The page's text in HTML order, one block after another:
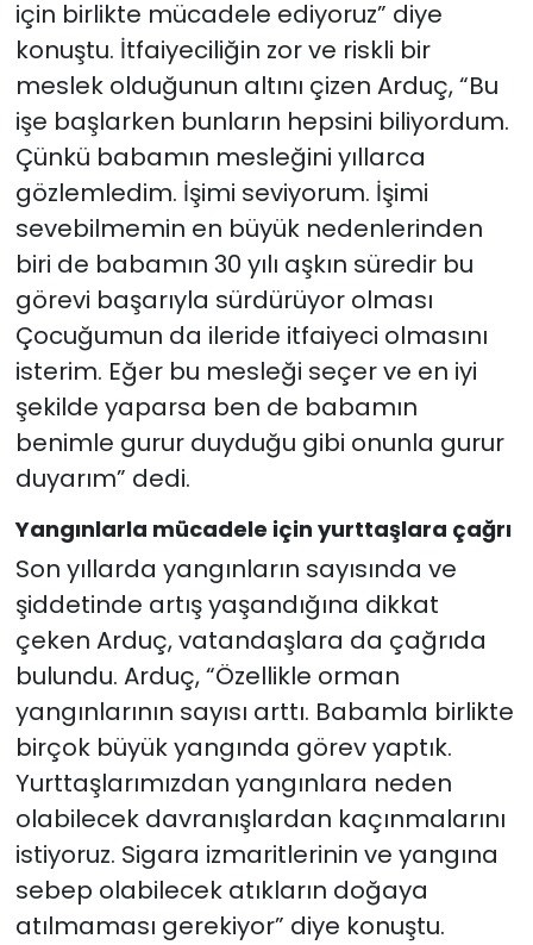
için birlikte mücadele ediyoruz” diye
konuştu. İtfaiyeciliğin zor ve riskli bir
meslek olduğunun altını çizen Arduç, “Bu
işe başlarken bunların hepsini biliyordum.
Çünkü babamın mesleğini yıllarca
gözlemledim. İşimi seviyorum. İşimi
sevebilmemin en büyük nedenlerinden
biri de babamın 30 yılı aşkın süredir bu
görevi başarıyla sürdürüyor olması
Çocuğumun da ileride itfaiyeci olmasını
isterim. Eğer bu mesleği seçer ve en iyi
şekilde yaparsa ben de babamın
benimle gurur duyduğu gibi onunla gurur
duyarım” dedi.
Yangınlarla mücadele için yurttaşlara çağrı
Son yıllarda yangınların sayısında ve
şiddetinde artış yaşandığına dikkat
çeken Arduç, vatandaşlara da çağrıda
bulundu. Arduç, “Özellikle orman
yangınlarının sayısı arttı. Babamla birlikte
birçok büyük yangında görev yaptık.
Yurttaşlarımızdan yangınlara neden
olabilecek davranışlardan kaçınmalarını
istiyoruz. Sigara izmaritlerinin ve yangına
sebep olabilecek atıkların doğaya
atılmaması gerekiyor” diye konuştu.